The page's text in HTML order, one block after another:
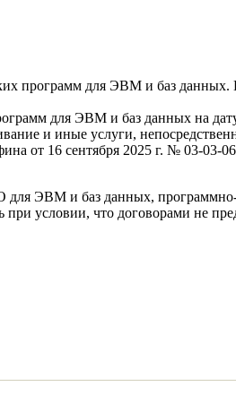
программ для ЭВМ и баз данных.
для ЭВМ и баз данных на дату
и иные услуги,
от 16 сентября 2025 г. № 03-03-
ЭВМ и баз данных,
условии, что договорами не